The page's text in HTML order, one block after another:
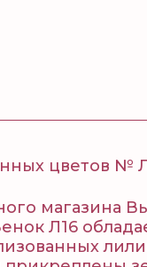
цветов №
магазина
Л16